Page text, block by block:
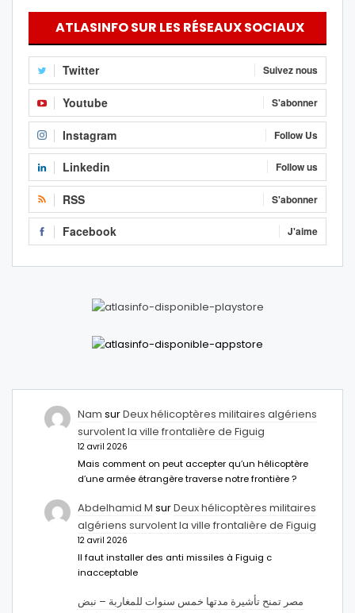
ATLASINFO SUR LES RÉSEAUX SOCIAUX
Twitter Suivez nous
Youtube S'abonner
Instagram Follow Us
Linkedin Follow us
RSS S'abonner
Facebook J'aime
Nam surDeux hélicoptères militaires algériens
survolent la ville frontalière de Figuig
12 avril 2026
Mais comment on peut accepter qu’un hélicoptère
d’une armée étrangère traverse notre frontière ?
Abdelhamid M surDeux hélicoptères militaires
algériens survolent la ville frontalière de Figuig
12 avril 2026
Il faut installer des anti missiles à Figuig c
inacceptable
مصر تمنح تأشيرة مدتها خمس سنوات للمغاربة – نبض